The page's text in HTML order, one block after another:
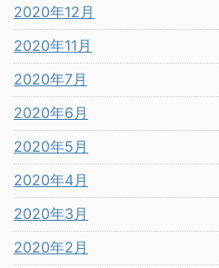
2020年12月
2020年11月
2020年7月
2020年6月
2020年5月
2020年4月
2020年3月
2020年2月